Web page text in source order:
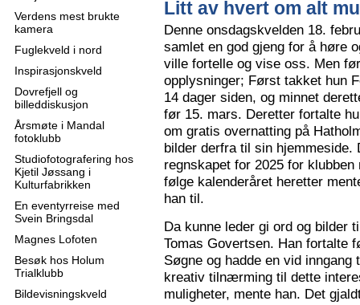
Verdens mest brukte
kamera
Fuglekveld i nord
Inspirasjonskveld
Dovrefjell og
billeddiskusjon
Årsmøte i Mandal
fotoklubb
Studiofotografering hos
Kjetil Jøssang i
Kulturfabrikken
En eventyrreise med
Svein Bringsdal
Magnes Lofoten
Besøk hos Holum
Trialklubb
Bildevisningskveld
Litt av hvert om alt
Denne onsdagskvelden 18.
samlet en god gjeng for å høre
ville fortelle og vise oss. Men
opplysninger; Først takket hun
14 dager siden, og minnet
før 15. mars. Deretter fortalte
om gratis overnatting på
bilder derfra til sin hjemmeside.
regnskapet for 2025 for
følge kalenderåret heretter
han til.
Da kunne leder gi ord og bilder
Tomas Govertsen. Han fortalte
Søgne og hadde en vid
kreativ tilnærming til dette
muligheter, mente han. Det